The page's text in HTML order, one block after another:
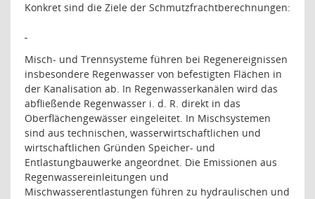
Konkret sind die Ziele der Schmutzfrachtberechnungen:
Misch- und Trennsysteme führen bei Regenereignissen
insbesondere Regenwasser von befestigten Flächen in
der Kanalisation ab. In Regenwasserkanälen wird das
abfließende Regenwasser i. d. R. direkt in das
Oberflächengewässer eingeleitet. In Mischsystemen
sind aus technischen, wasserwirtschaftlichen und
wirtschaftlichen Gründen Speicher- und
Entlastungbauwerke angeordnet. Die Emissionen aus
Regenwassereinleitungen und
Mischwasserentlastungen führen zu hydraulischen und